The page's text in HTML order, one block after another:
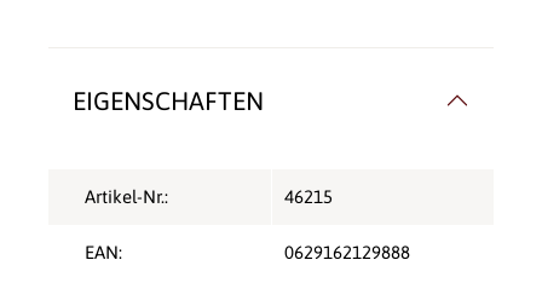
EIGENSCHAFTEN
Artikel-Nr.: 46215
EAN: 0629162129888